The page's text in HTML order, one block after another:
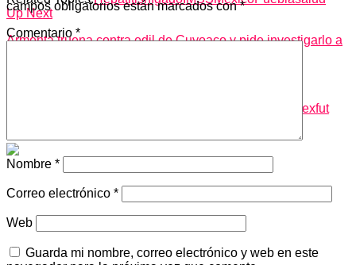
Up Next
Armenta truena contra edil de Cuyoaco y pide investigarlo a
La Inter y el Sistema Nacional de Formación de Femexfut
campos obligatorios están marcados con*
Comentario *
Nombre *
Correo electrónico *
Web
Guarda mi nombre, correo electrónico y web en este